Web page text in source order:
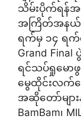
သိမ်းပိုက်ရန်အ
အကြိတ်အနယ်
ရက်မှ ၁၄ ရက်
Grand Final
ရင်သပ်ရှုမောဖွ
မွေထိုင်းလက်ဝှေ့
အဆိုတော်မျာ
BamBam၊